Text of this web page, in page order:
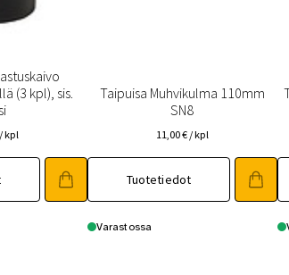
(3 kpl), sis.
/ kpl
Taipuisa Muhvikulma 110mm
SN8
11,00€ / kpl
Tuotetiedot
Varastossa